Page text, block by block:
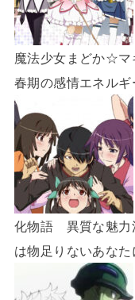
魔法少女まどか☆マ
春期の感情エネル
化物語 異質な魅力
は物足りないあなた